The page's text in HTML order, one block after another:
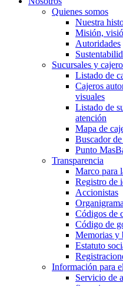
Quienes somos
Nuestra
Misión,
Autoridades
Sucursales y
Listado de
Cajeros
visuales
Listado de
atención
Mapa de
Buscador
Punto
Transparencia
Marco para
Registro de
Accionistas
Organigrama
Códigos de
Código de
Memorias y
Estatuto
Información para
Servicio de